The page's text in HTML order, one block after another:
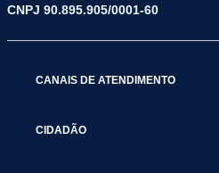
CNPJ 90.895.905/0001-60
CANAIS DE ATENDIMENTO
CIDADÃO